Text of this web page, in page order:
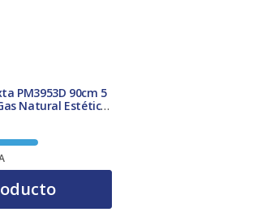
PM3953D 90cm 5
Natural Estética